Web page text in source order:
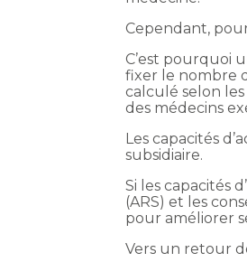
Cependant,
C’est pourquoi
fixer le nombre
calculé selon
des médecins
Les capacités
subsidiaire.
Si les capacités
(ARS) et les
pour améliorer
Vers un retour